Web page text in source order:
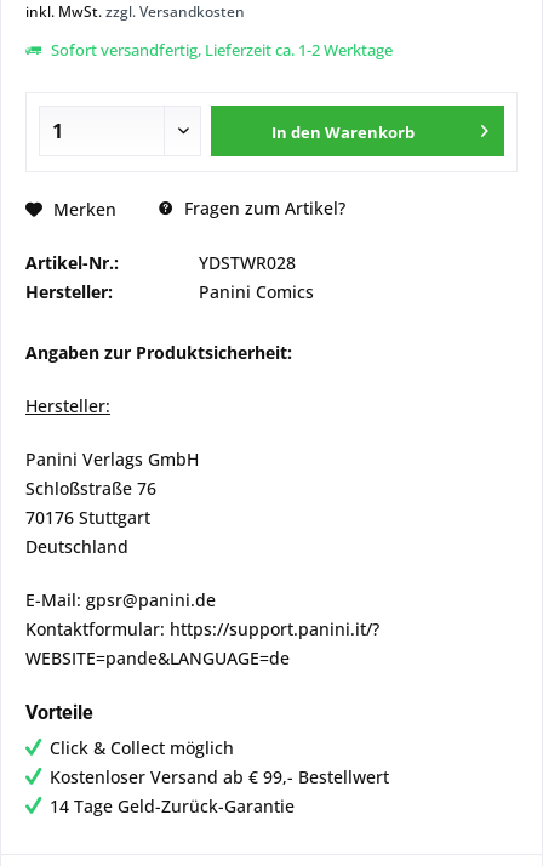
inkl. MwSt.zzgl. Versandkosten
Sofort versandfertig, Lieferzeit ca. 1-2 Werktage
In den Warenkorb
Merken Fragen zum Artikel?
Artikel-Nr.:
YDSTWR028
Hersteller:
Panini Comics
Angaben zur Produktsicherheit:
Hersteller:
Panini Verlags GmbH
Schloßstraße 76
70176 Stuttgart
Deutschland
E-Mail: gpsr@panini.de
Kontaktformular: https://support.panini.it/?
WEBSITE=pande&LANGUAGE=de
Vorteile
Click & Collect möglich
Kostenloser Versand ab € 99,- Bestellwert
14 Tage Geld-Zurück-Garantie